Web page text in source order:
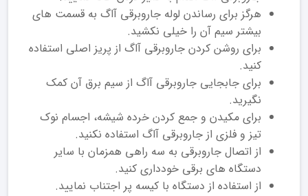
هرگز برای رساندن لوله جاروبرقی آاگ به قسمت های
بیشتر سیم آن را خیلی نکشید.
برای روشن کردن جاروبرقی آاگ از پریز اصلی استفاده
کنید.
برای جابجایی جاروبرقی آاگ از سیم برق آن کمک
نگیرید.
برای مکیدن و جمع کردن خرده شیشه، اجسام نوک
تیز و فلزی از جاروبرقی آاگ استفاده نکنید.
از اتصال جاروبرقی به سه راهی همزمان با سایر
دستگاه های برقی خودداری کنید.
از استفاده از دستگاه با کیسه پر اجتناب نمایید.